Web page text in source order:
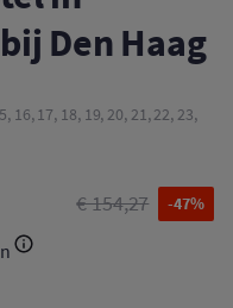
Den Haag
16, 17, 18, 19, 20, 21, 22, 23,
€ 154,27 -47%